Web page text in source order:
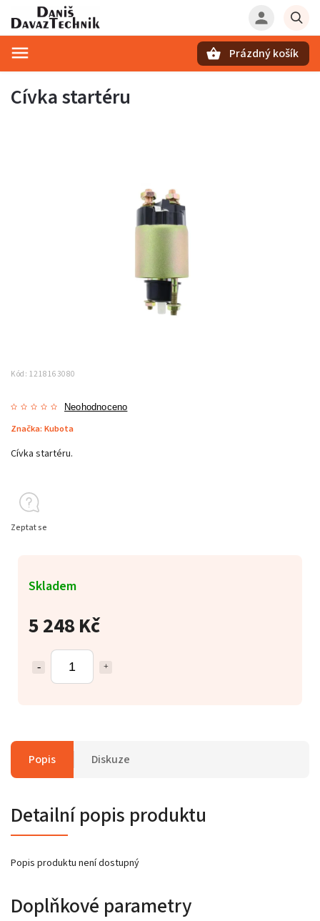
Prázdný košík
Cívka startéru
Kód: 1218163080
Neohodnoceno
Značka: Kubota
5 248 Kč
Skladem
Cívka startéru.
Zeptat se
Popis Diskuze
Detailní popis produktu
Popis produktu není dostupný
Doplňkové parametry